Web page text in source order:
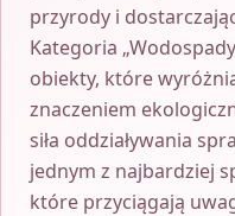
przyrody i
Kategoria
obiekty, które
znaczeniem
siła oddziaływania
jednym z najbardziej
które przyciągają